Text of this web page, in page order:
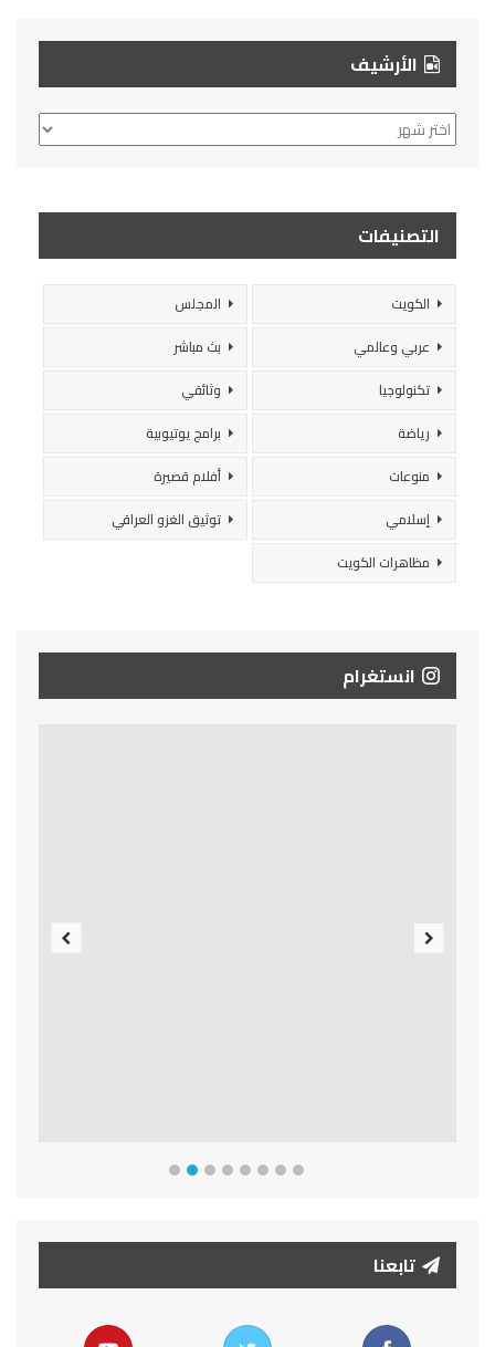
الأرشيف
الأرشيف
التصنيفات
الكويت
المجلس
عربي وعالمي
بث مباشر
تكنولوجيا
وثائقي
رياضة
برامج يوتيوبية
منوعات
أفلام قصيرة
إسلامي
توثيق الغزو العراقي
مظاهرات الكويت
انستغرام
تابعنا